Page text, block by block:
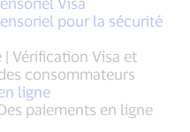
pour la sécurité
| Vérification Visa et
consommateurs
ligne
paiements en ligne